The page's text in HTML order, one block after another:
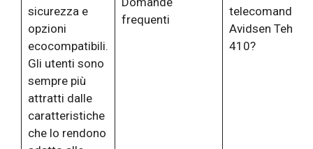
sicurezza e
opzioni
ecocompatibili.
Gli utenti sono
sempre più
attratti dalle
caratteristiche
che lo rendono
frequenti
telecomandi
Avidsen Teha
410?